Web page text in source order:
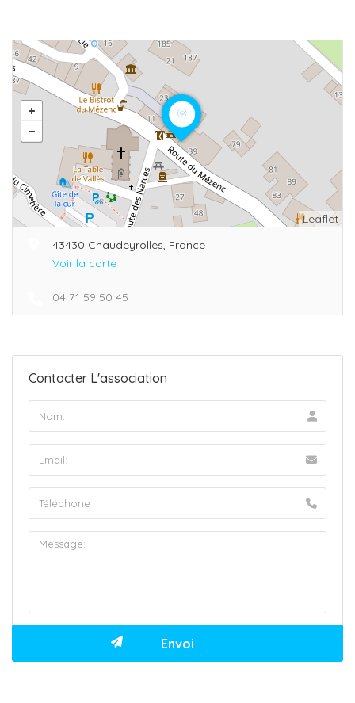
Leaflet
43430 Chaudeyrolles, France
Voir la carte
04 71 59 50 45
Contacter L'association